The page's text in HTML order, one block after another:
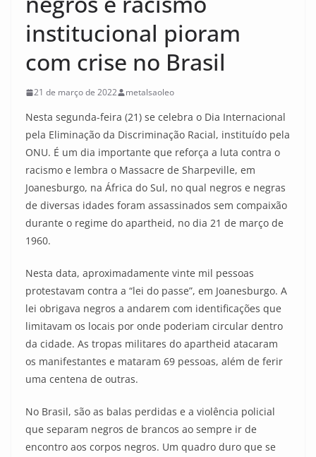
institucional pioram
com crise no Brasil
21 de março de 2022 metalsaoleo
Nesta segunda-feira (21) se celebra o Dia Internacional
pela Eliminação da Discriminação Racial, instituído pela
ONU. É um dia importante que reforça a luta contra o
racismo e lembra o Massacre de Sharpeville, em
Joanesburgo, na África do Sul, no qual negros e negras
de diversas idades foram assassinados sem compaixão
durante o regime do apartheid, no dia 21 de março de
1960.
Nesta data, aproximadamente vinte mil pessoas
protestavam contra a “lei do passe”, em Joanesburgo. A
lei obrigava negros a andarem com identificações que
limitavam os locais por onde poderiam circular dentro
da cidade. As tropas militares do apartheid atacaram
os manifestantes e mataram 69 pessoas, além de ferir
uma centena de outras.
No Brasil, são as balas perdidas e a violência policial
que separam negros de brancos ao sempre ir de
encontro aos corpos negros. Um quadro duro que se